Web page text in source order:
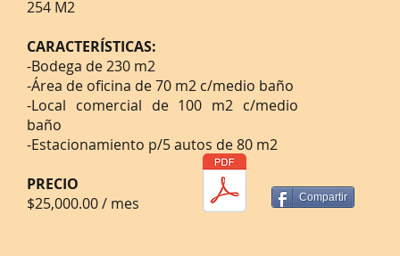
254 M2
CARACTERÍSTICAS:
-Bodega de 230 m2
-Área de oficina de 70 m2 c/medio baño
-Local comercial de 100 m2 c/medio
baño
-Estacionamiento p/5 autos de 80 m2
PRECIO
$25,000.00 / mes
Compartir